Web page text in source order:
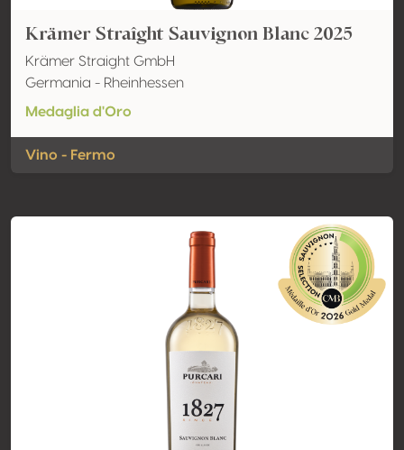
Krämer Straîght Sauvignon Blanc 2025
Krämer Straight GmbH
Germania - Rheinhessen
Medaglia d'Oro
Vino - Fermo